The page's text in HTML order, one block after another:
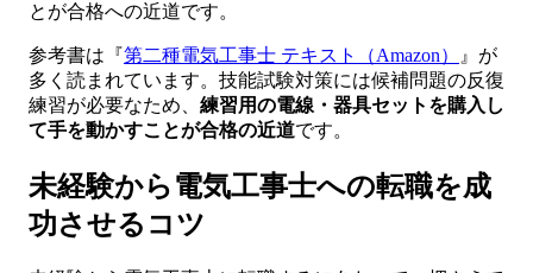
とが合格への近道です。
参考書は『第二種電気工事士 テキスト（Amazon）
』が
多く読まれています。技能試験対策には候補問題の反復
練習が必要なため、 練習用の電線・器具セットを購入し
て手を動かすことが合格の近道です。
未経験から電気工事士への転職を成
功させるコツ